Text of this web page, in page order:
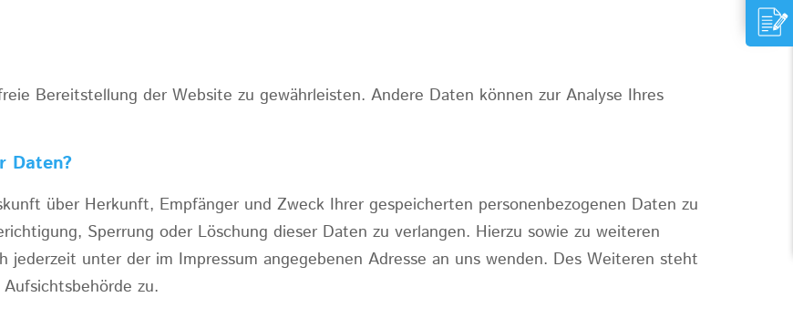
Bereitstellung der Website zu gewährleisten. Andere Daten können zur Analyse Ihres
Daten?
über Herkunft, Empfänger und Zweck Ihrer gespeicherten personenbezogenen Daten zu
Sperrung oder Löschung dieser Daten zu verlangen. Hierzu sowie zu weiteren
jederzeit unter der im Impressum angegebenen Adresse an uns wenden. Des Weiteren steht
zu.